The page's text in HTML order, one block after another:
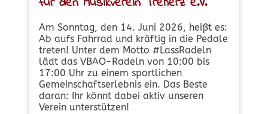
Am Sonntag, den 14. Juni 2026, heißt es:
Ab aufs Fahrrad und kräftig in die Pedale
treten! Unter dem Motto #LassRadeln
lädt das VBAO-Radeln von 10:00 bis
17:00 Uhr zu einem sportlichen
Gemeinschaftserlebnis ein. Das Beste
daran: Ihr könnt dabei aktiv unseren
Verein unterstützen!